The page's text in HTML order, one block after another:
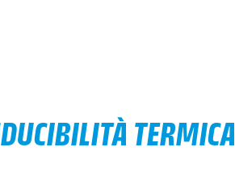
TERMICA